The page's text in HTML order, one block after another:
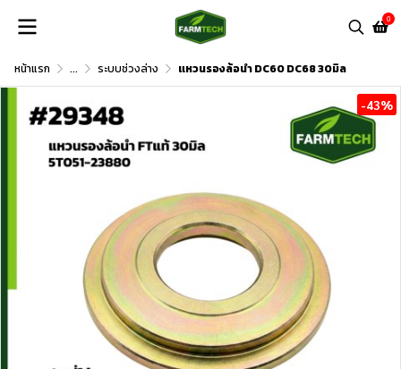
0
หน้าแรก ... ระบบช่วงล่าง แหวนรองล้อนำ DC60 DC68 30มิล
-43%